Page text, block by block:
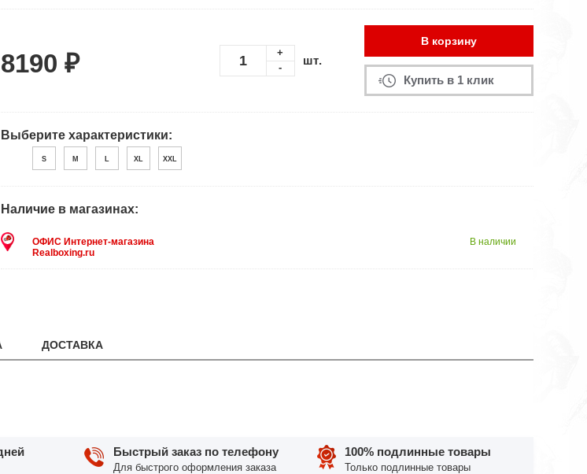
8190 ₽
+
-
шт.
В корзину
Купить в 1 клик
Выберите характеристики:
S M L XL XXL
Наличие в магазинах:
ОФИС Интернет-магазина
Realboxing.ru
В наличии
ДОСТАВКА
Быстрый заказ по телефону
Для быстрого оформления заказа
100% подлинные товары
Только подлинные товары